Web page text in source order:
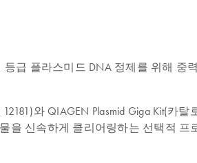
급 플라스미드 DNA 정제를 위해
와 QIAGEN Plasmid Giga Kit(
을 신속하게 클리어링하는 선택적